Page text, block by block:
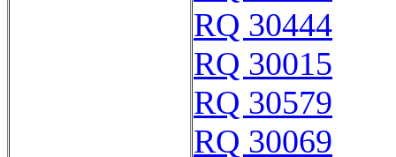
RQ 30444
RQ 30015
RQ 30579
RQ 30069